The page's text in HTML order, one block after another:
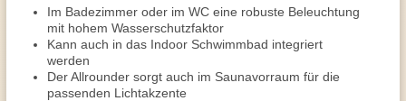
Im Badezimmer oder im WC eine robuste Beleuchtung
mit hohem Wasserschutzfaktor
Kann auch in das Indoor Schwimmbad integriert
werden
Der Allrounder sorgt auch im Saunavorraum für die
passenden Lichtakzente